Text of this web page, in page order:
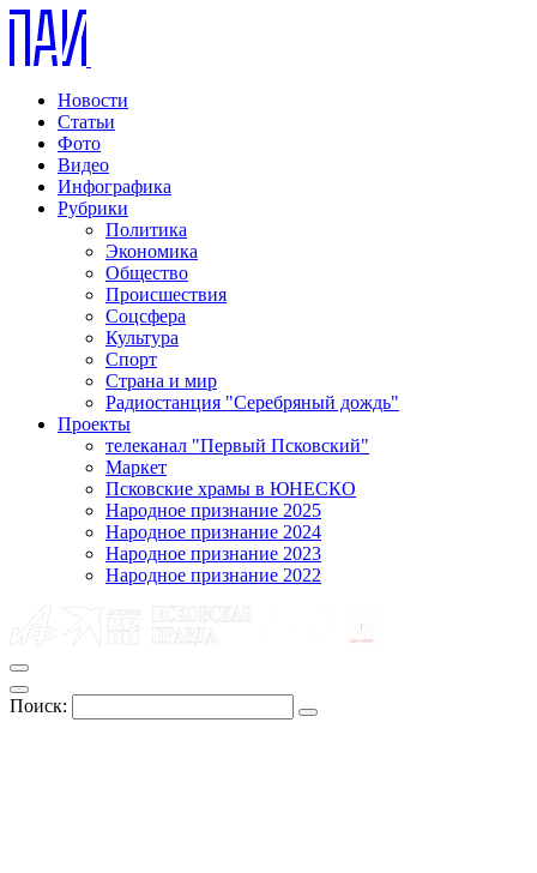
Новости
Статьи
Фото
Видео
Инфографика
Рубрики
Политика
Экономика
Общество
Происшествия
Соцсфера
Культура
Спорт
Страна и мир
Радиостанция "Серебряный дождь"
Проекты
телеканал "Первый Псковский"
Маркет
Псковские храмы в ЮНЕСКО
Народное признание 2025
Народное признание 2024
Народное признание 2023
Народное признание 2022
Поиск: